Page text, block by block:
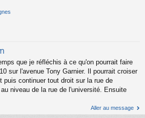
que je réfléchis à ce qu'on pourrait faire
sur l'avenue Tony Garnier. Il pourrait croiser
puis continuer tout droit sur la rue de
niveau de la rue de l'université. Ensuite
Aller au message